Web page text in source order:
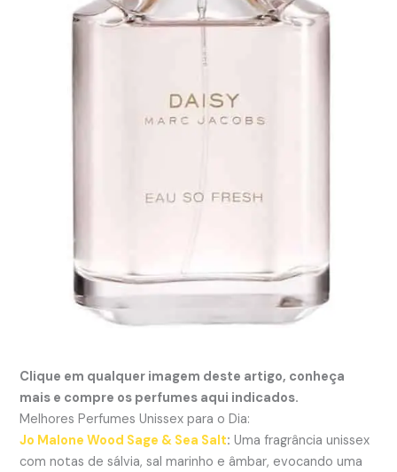
Clique em qualquer imagem deste artigo, conheça
mais e compre os perfumes aqui indicados.
Melhores Perfumes Unissex para o Dia:
Jo Malone Wood Sage & Sea Salt: Uma fragrância unissex
com notas de sálvia, sal marinho e âmbar, evocando uma